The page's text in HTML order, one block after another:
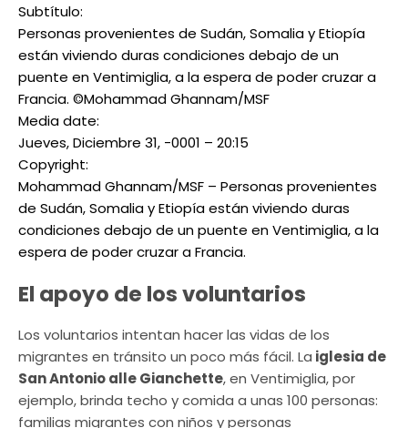
Subtítulo:
Personas provenientes de Sudán, Somalia y Etiopía
están viviendo duras condiciones debajo de un
puente en Ventimiglia, a la espera de poder cruzar a
Francia. ©Mohammad Ghannam/MSF
Media date:
Jueves, Diciembre 31, -0001 – 20:15
Copyright:
Mohammad Ghannam/MSF – Personas provenientes
de Sudán, Somalia y Etiopía están viviendo duras
condiciones debajo de un puente en Ventimiglia, a la
espera de poder cruzar a Francia.
El apoyo de los voluntarios
Los voluntarios intentan hacer las vidas de los
migrantes en tránsito un poco más fácil. La iglesia de
San Antonio alle Gianchette, en Ventimiglia, por
ejemplo, brinda techo y comida a unas 100 personas:
familias migrantes con niños y personas